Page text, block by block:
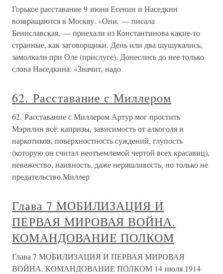
Горькое расставание 9 июня Есенин и Наседкин
возвращаются в Москву. «Они, — писала
Бениславская, — приехали из Константинова какие-то
странные, как заговорщики. День или два шушукались,
замолкали при Оле (прислуге). Донеслись до нее только
слова Наседкина: «Значит, надо
62. Расставание с Миллером
62. Расставание с Миллером Артур мог простить
Мэрилин всё: капризы, зависимость от алкоголя и
наркотиков, поверхностность суждений, глупость
(которую он считал неотъемлемой чертой всех красавиц),
невежество, наивность, даже неряшливость, но только не
предательство.Миллер
Глава 7 МОБИЛИЗАЦИЯ И
ПЕРВАЯ МИРОВАЯ ВОЙНА.
КОМАНДОВАНИЕ ПОЛКОМ
Глава 7 МОБИЛИЗАЦИЯ И ПЕРВАЯ МИРОВАЯ
ВОЙНА. КОМАНДОВАНИЕ ПОЛКОМ 14 июля 1914